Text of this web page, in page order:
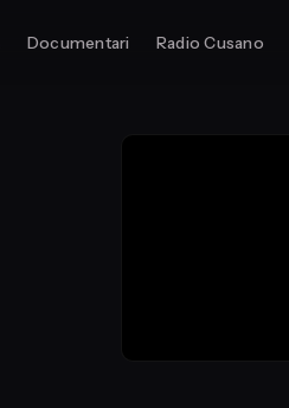
Documentari Radio Cusano